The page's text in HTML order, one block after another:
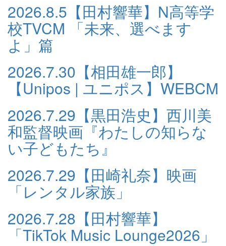
2026.8.5 【田村響華】N高等学
校TVCM 「未来、選べます
よ」篇
2026.7.30 【相田雄一郎】
【Unipos | ユニポス】WEBCM
2026.7.29 【黒田浩史】西川美
和監督映画『わたしの知らな
い子どもたち』
2026.7.29 【田崎礼奈】映画
「レンタル家族」
2026.7.28 【田村響華】
「TikTok Music Lounge2026」